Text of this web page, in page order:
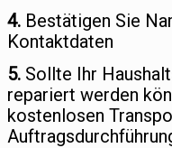
4. Bestätigen Sie
Kontaktdaten
5. Sollte Ihr
repariert werden
kostenlosen